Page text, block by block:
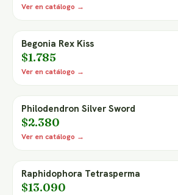
Ver en catálogo →
Begonia Rex Kiss
$1.785
Ver en catálogo →
Philodendron Silver Sword
$2.380
Ver en catálogo →
Raphidophora Tetrasperma
$13.090